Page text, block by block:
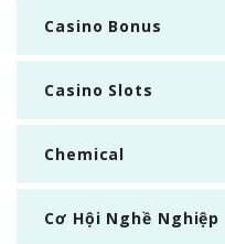
Casino Bonus
Casino Slots
Chemical
Cơ Hội Nghề Nghiệp